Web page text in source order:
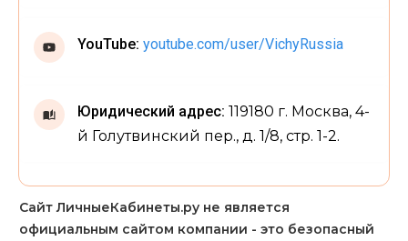
YouTube: youtube.com/user/VichyRussia
Юридический адрес: 119180 г. Москва, 4-
й Голутвинский пер., д. 1/8, стр. 1-2.
Сайт ЛичныеКабинеты.ру не является
официальным сайтом компании - это безопасный